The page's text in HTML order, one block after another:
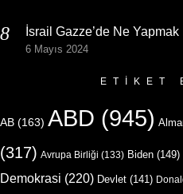
İsrail Gazze’de Ne
6 Mayıs 2024
ETIKET
AB (163) ABD (945)
(317) Avrupa Birliği (133) Biden (149)
Demokrasi (220) Devlet (141)